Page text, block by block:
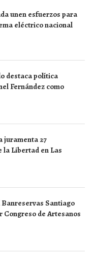
unen esfuerzos para
eléctrico nacional
destaca política
Fernández como
juramenta 27
la Libertad en Las
Santiago
Congreso de Artesanos